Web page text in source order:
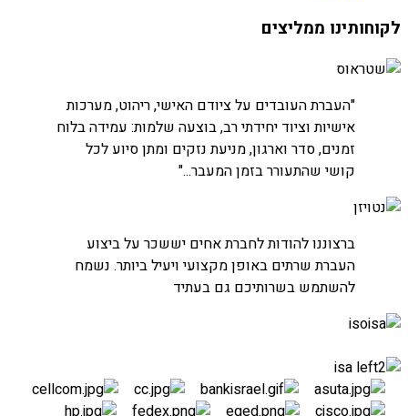
לקוחותינו ממליצים
חברת שטראוס
"העברת העובדים על ציודם האישי, ריהוט, מערכות
אישיות וציוד יחידתי רב, בוצעה שלמות: עמידה בלוח
זמנים, סדר וארגון, מניעת נזקים ומתן סיוע לכל
קושי שהתעורר בזמן המעבר..."
חברת נטויז'ן
העברת חדרי שרתים
ברצוננו להודות לחברת אחים יששכר על ביצוע
העברת שרתים באופן מקצועי ויעיל ביותר. נשמח
להשתמש בשרותיכם גם בעתיד